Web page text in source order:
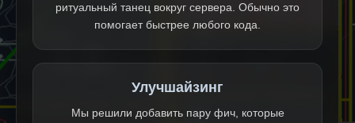
ритуальный танец вокруг сервера. Обычно это
помогает быстрее любого кода.
Улучшайзинг
Мы решили добавить пару фич, которые